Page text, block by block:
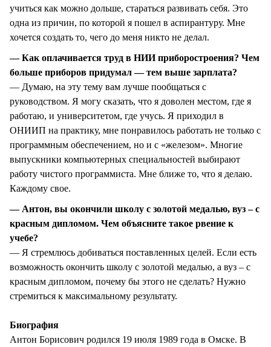
учиться как можно дольше, стараться развивать себя. Это
одна из причин, по которой я пошел в аспирантуру. Мне
хочется создать то, чего до меня никто не делал.
— Как оплачивается труд в НИИ приборостроения? Чем
больше приборов придумал — тем выше зарплата?
— Думаю, на эту тему вам лучше пообщаться с
руководством. Я могу сказать, что я доволен местом, где я
работаю, и университетом, где учусь. Я приходил в
ОНИИП на практику, мне понравилось работать не только с
программным обеспечением, но и с «железом». Многие
выпускники компьютерных специальностей выбирают
работу чистого программиста. Мне ближе то, что я делаю.
Каждому свое.
— Антон, вы окончили школу с золотой медалью, вуз – с
красным дипломом. Чем объясните такое рвение к
учебе?
— Я стремлюсь добиваться поставленных целей. Если есть
возможность окончить школу с золотой медалью, а вуз – с
красным дипломом, почему бы этого не сделать? Нужно
стремиться к максимальному результату.
Биография
Антон Борисович родился 19 июля 1989 года в Омске. В